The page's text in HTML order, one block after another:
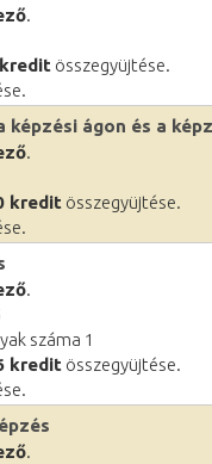
.
összegyüjtése.
képzési ágon és a
.
kredit összegyüjtése.
.
száma 1
kredit összegyüjtése.
.